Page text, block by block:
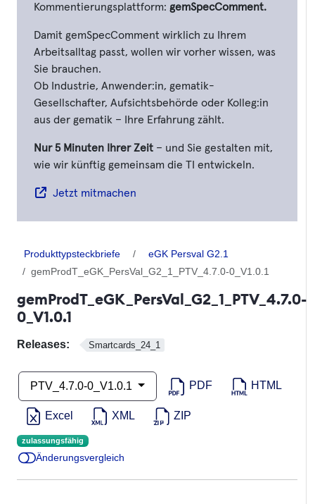
Kommentierungsplattform: gemSpecComment.
Damit gemSpecComment wirklich zu Ihrem
Arbeitsalltag passt, wollen wir vorher wissen, was
Sie brauchen.
Ob Industrie, Anwender:in, gematik-
Gesellschafter, Aufsichtsbehörde oder Kolleg:in
aus der gematik – Ihre Erfahrung zählt.
Nur 5 Minuten Ihrer Zeit – und Sie gestalten mit,
wie wir künftig gemeinsam die TI entwickeln.
Jetzt mitmachen
Produkttypsteckbriefe
eGK Persval G2.1
gemProdT_eGK_PersVal_G2_1_PTV_4.7.0-0_V1.0.1
gemProdT_eGK_PersVal_G2_1_PTV_4.7.0-
0_V1.0.1
Releases: Smartcards_24_1
PTV_4.7.0-0_V1.0.1 PDF HTML
Excel XML ZIP
zulassungsfähig
Änderungsvergleich